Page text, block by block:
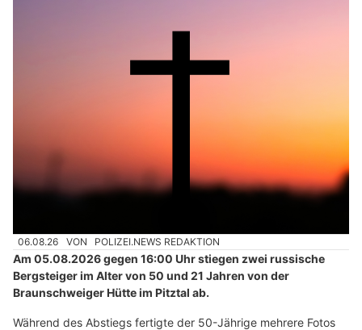
06.08.26 VON POLIZEI.NEWS REDAKTION
Am 05.08.2026 gegen 16:00 Uhr stiegen zwei russische
Bergsteiger im Alter von 50 und 21 Jahren von der
Braunschweiger Hütte im Pitztal ab.
Während des Abstiegs fertigte der 50-Jährige mehrere Fotos